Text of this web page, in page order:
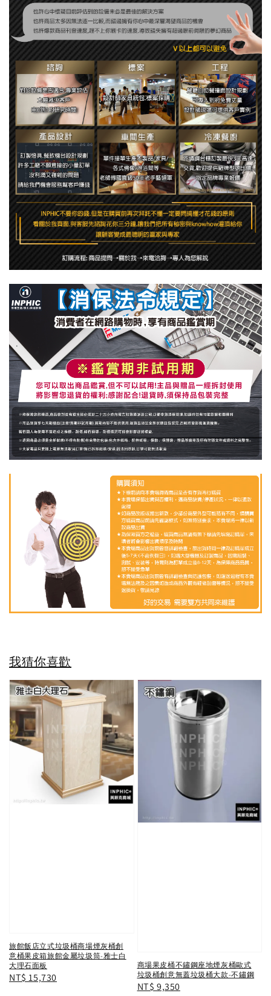
我猜你喜歡
旅館飯店立式垃圾桶商場煙灰桶創
意桶果皮箱旅館金屬垃圾筒-雅士白
大理石面板
Regular
NT$ 15,730
商場果皮桶不鏽鋼座地煙灰桶歐式
垃圾桶創意無蓋垃圾桶大款-不鏽鋼
Regular
NT$ 9,350